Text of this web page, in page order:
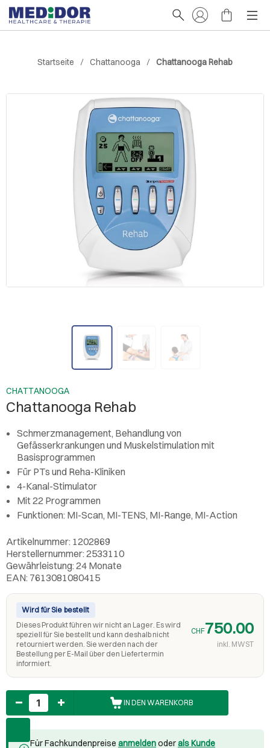
Startseite Chattanooga Chattanooga Rehab
CHATTANOOGA
Chattanooga Rehab
Schmerzmanagement, Behandlung von
Gefässerkrankungen und Muskelstimulation mit
Basisprogrammen
Für PTs und Reha-Kliniken
4-Kanal-Stimulator
Mit 22 Programmen
Funktionen: MI-Scan, MI-TENS, MI-Range, MI-Action
Artikelnummer: 1202869
Herstellernummer: 2533110
Gewährleistung: 24 Monate
EAN: 7613081080415
Wird für Sie bestellt
Dieses Produkt führen wir nicht an Lager. Es wird
speziell für Sie bestellt und kann deshalb nicht
retourniert werden. Sie werden nach der
Bestellung per E-Mail über den Liefertermin
informiert.
CHF750.00
inkl. MWST
Anzahl
IN DEN WARENKORB
Für Fachkundenpreise anmeldenoderals Kunde